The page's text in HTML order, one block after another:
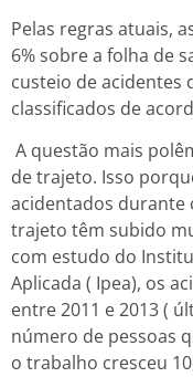
Pelas regras atuais,
6% sobre a folha de
custeio de acidentes
classificados de
A questão mais
de trajeto. Isso
acidentados durante
trajeto têm subido
com estudo do
Aplicada ( Ipea), os
entre 2011 e 2013 (
número de pessoas
o trabalho cresceu